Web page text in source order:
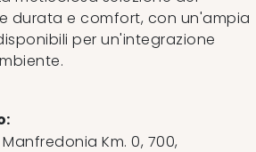
durata e comfort, con un'ampia
per un'integrazione
Km. 0, 700,